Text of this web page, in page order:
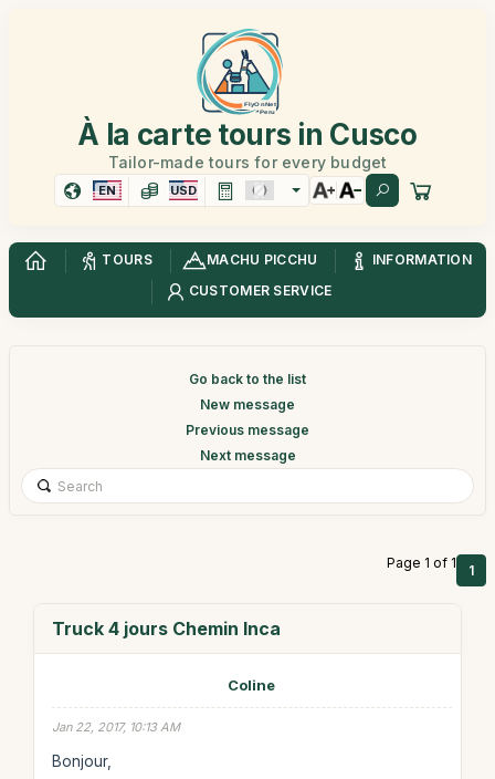
À la carte tours in Cusco
Tailor-made tours for every budget
EN USD
TOURS MACHU PICCHU
INFORMATION
CUSTOMER SERVICE
Go back to the list
New message
Previous message
Next message
Page 1 of 1 1
Truck 4 jours Chemin Inca
Coline
Jan 22, 2017, 10:13 AM
Bonjour,